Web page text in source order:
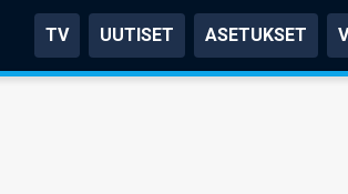
TV UUTISET ASETUKSET